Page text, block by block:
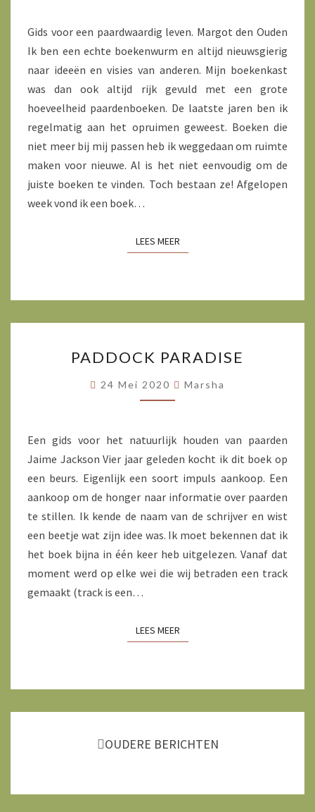
Gids voor een paardwaardig leven. Margot den Ouden
Ik ben een echte boekenwurm en altijd nieuwsgierig
naar ideeën en visies van anderen. Mijn boekenkast
was dan ook altijd rijk gevuld met een grote
hoeveelheid paardenboeken. De laatste jaren ben ik
regelmatig aan het opruimen geweest. Boeken die
niet meer bij mij passen heb ik weggedaan om ruimte
maken voor nieuwe. Al is het niet eenvoudig om de
juiste boeken te vinden. Toch bestaan ze! Afgelopen
week vond ik een boek…
LEES MEERLEES MEER
PARADISE
PADDOCK PARADISE
24 Mei 2020 Marsha
Een gids voor het natuurlijk houden van paarden
Jaime Jackson Vier jaar geleden kocht ik dit boek op
een beurs. Eigenlijk een soort impuls aankoop. Een
aankoop om de honger naar informatie over paarden
te stillen. Ik kende de naam van de schrijver en wist
een beetje wat zijn idee was. Ik moet bekennen dat ik
het boek bijna in één keer heb uitgelezen. Vanaf dat
moment werd op elke wei die wij betraden een track
gemaakt (track is een…
LEES MEERLEES MEER
OUDERE BERICHTEN